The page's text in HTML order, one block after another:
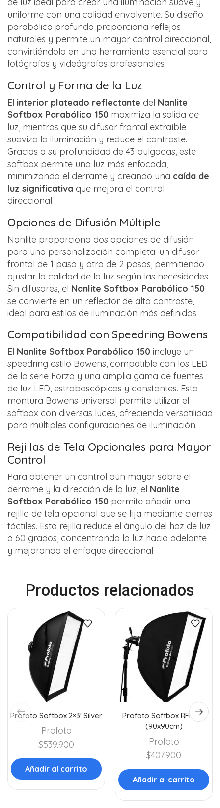
de luz ideal para crear una iluminación suave y
uniforme con una calidad envolvente. Su diseño
parabólico profundo proporciona reflejos
naturales y permite un mayor control direccional,
convirtiéndolo en una herramienta esencial para
fotógrafos y videógrafos profesionales.
Control y Forma de la Luz
El interior plateado reflectante del Nanlite
Softbox Parabólico 150 maximiza la salida de
luz, mientras que su difusor frontal extraíble
suaviza la iluminación y reduce el contraste.
Gracias a su profundidad de 43 pulgadas, este
softbox permite una luz más enfocada,
minimizando el derrame y creando una caída de
luz significativa que mejora el control
direccional.
Opciones de Difusión Múltiple
Nanlite proporciona dos opciones de difusión
para una personalización completa: un difusor
frontal de 1 paso y otro de 2 pasos, permitiendo
ajustar la calidad de la luz según las necesidades.
Sin difusores, el Nanlite Softbox Parabólico 150
se convierte en un reflector de alto contraste,
ideal para estilos de iluminación más definidos.
Compatibilidad con Speedring Bowens
El Nanlite Softbox Parabólico 150 incluye un
speedring estilo Bowens, compatible con los LED
de la serie Forza y una amplia gama de fuentes
de luz LED, estroboscópicas y constantes. Esta
montura Bowens universal permite utilizar el
softbox con diversas luces, ofreciendo versatilidad
para múltiples configuraciones de iluminación.
Rejillas de Tela Opcionales para Mayor
Control
Para obtener un control aún mayor sobre el
derrame y la dirección de la luz, el Nanlite
Softbox Parabólico 150 permite añadir una
rejilla de tela opcional que se fija mediante cierres
táctiles. Esta rejilla reduce el ángulo del haz de luz
a 60 grados, concentrando la luz hacia adelante
y mejorando el enfoque direccional.
Productos relacionados
Profoto Softbox 2×3′ Silver
Profoto
$539.900
Añadir al carrito
Profoto Softbox RFi 3×3′
(90x90cm)
Profoto
$407.900
Añadir al carrito